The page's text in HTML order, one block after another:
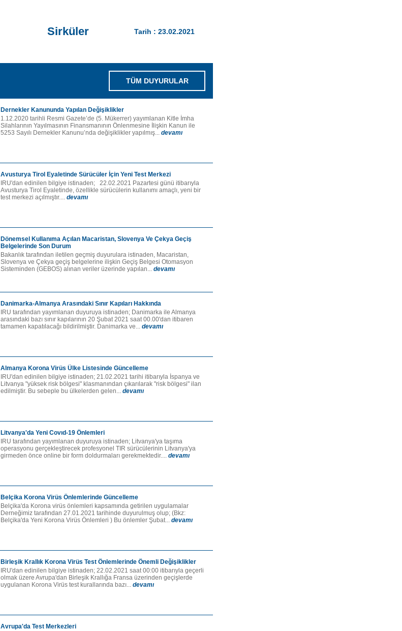
Sirküler Tarih : 23.02.2021
TÜM DUYURULAR
Dernekler Kanununda Yapılan Değişiklikler
1.12.2020 tarihli Resmi Gazete’de (5. Mükerrer) yayımlanan Kitle İmha
Silahlarının Yayılmasının Finansmanının Önlenmesine İlişkin Kanun ile
5253 Sayılı Dernekler Kanunu’nda değişiklikler yapılmış... devamı
Avusturya Tirol Eyaletinde Sürücüler İçin Yeni Test Merkezi
IRU'dan edinilen bilgiye istinaden; 22.02.2021 Pazartesi günü itibarıyla
Avusturya Tirol Eyaletinde, özellikle sürücülerin kullanımı amaçlı, yeni bir
test merkezi açılmıştır.... devamı
Dönemsel Kullanıma Açılan Macaristan, Slovenya Ve Çekya Geçiş
Belgelerinde Son Durum
Bakanlık tarafından iletilen geçmiş duyurulara istinaden, Macaristan,
Slovenya ve Çekya geçiş belgelerine ilişkin Geçiş Belgesi Otomasyon
Sisteminden (GEBOS) alınan veriler üzerinde yapılan... devamı
Danimarka-Almanya Arasındaki Sınır Kapıları Hakkında
IRU tarafından yayımlanan duyuruya istinaden; Danimarka ile Almanya
arasındaki bazı sınır kapılarının 20 Şubat 2021 saat 00.00'dan itibaren
tamamen kapatılacağı bildirilmiştir. Danimarka ve... devamı
Almanya Korona Virüs Ülke Listesinde Güncelleme
IRU'dan edinilen bilgiye istinaden; 21.02.2021 tarihi itibarıyla İspanya ve
Litvanya "yüksek risk bölgesi" klasmanından çıkarılarak "risk bölgesi" ilan
edilmiştir. Bu sebeple bu ülkelerden gelen... devamı
Litvanya'da Yeni Covıd-19 Önlemleri
IRU tarafından yayımlanan duyuruya istinaden; Litvanya'ya taşıma
operasyonu gerçekleştirecek profesyonel TIR sürücülerinin Litvanya'ya
girmeden önce online bir form doldurmaları gerekmektedir.... devamı
Belçika Korona Virüs Önlemlerinde Güncelleme
Belçika'da Korona virüs önlemleri kapsamında getirilen uygulamalar
Derneğimiz tarafından 27.01.2021 tarihinde duyurulmuş olup; (Bkz:
Belçika'da Yeni Korona Virüs Önlemleri ) Bu önlemler Şubat... devamı
Birleşik Krallık Korona Virüs Test Önlemlerinde Önemli Değişiklikler
IRU'dan edinilen bilgiye istinaden; 22.02.2021 saat 00:00 itibarıyla geçerli
olmak üzere Avrupa'dan Birleşik Krallığa Fransa üzerinden geçişlerde
uygulanan Korona Virüs test kurallarında bazı... devamı
Avrupa'da Test Merkezleri